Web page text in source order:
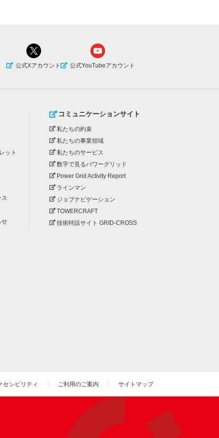
公式Xアカウント 公式YouTubeアカウント
ット
ス
せ
コミュニケーションサイト
私たちの約束
私たちの事業領域
私たちのサービス
数字で見るパワーグリッド
Power Grid Activity Report
ラインマン
ジョブナビゲーション
TOWERCRAFT
技術特設サイト GRID-CROSS
セシビリティ ご利用のご案内 サイトマップ